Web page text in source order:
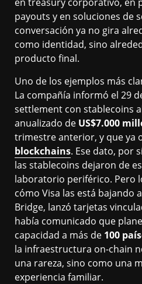
payouts y en soluciones de
conversación ya no gira
como identidad, sino
producto final.
Uno de los ejemplos más
La compañía informó el 29
settlement con stablecoins
anualizado de US$7.000
trimestre anterior, y que ya
blockchains. Ese dato, por
las stablecoins dejaron de
laboratorio periférico. Pero
cómo Visa las está bajando
Bridge, lanzó tarjetas
había comunicado que
capacidad a más de 100
la infraestructura on-chain
una rareza, sino como una
experiencia familiar.